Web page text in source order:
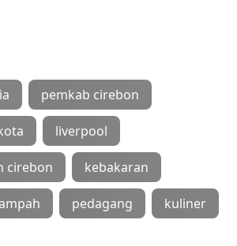
pemkab cirebon
liverpool
cirebon kebakaran
pedagang kuliner